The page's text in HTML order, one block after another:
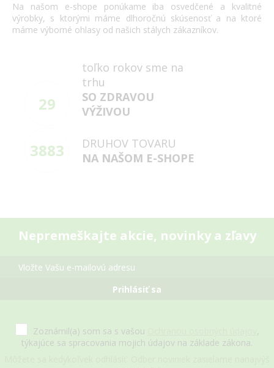
Na našom
e-shope ponúkame iba osvedčené a
kvalitné
výrobky, s ktorými máme dlhoročnú skúsenosť a na ktoré
máme výborné ohlasy od našich stálych zákazníkov.
29
toľko rokov sme na
trhu
SO ZDRAVOU
VÝŽIVOU
3883
DRUHOV TOVARU
NA NAŠOM E-SHOPE
Nepremeškajte akcie, novinky a zľavy
Prihlásiť sa
Zoznámil(a) som sa s vašou
,
týkajúce sa spracovania mojich údajov na základe zákona.